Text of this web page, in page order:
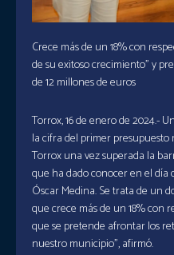
Crece más de un 18% con
de su exitoso crecimiento” y
de 12 millones de euros
Torrox, 16 de enero de 2024.-
la cifra del primer
Torrox una vez superada la
que ha dado conocer en el día
Óscar Medina. Se trata de un
que crece más de un 18% con
que se pretende afrontar los
nuestro municipio”, afirmó.